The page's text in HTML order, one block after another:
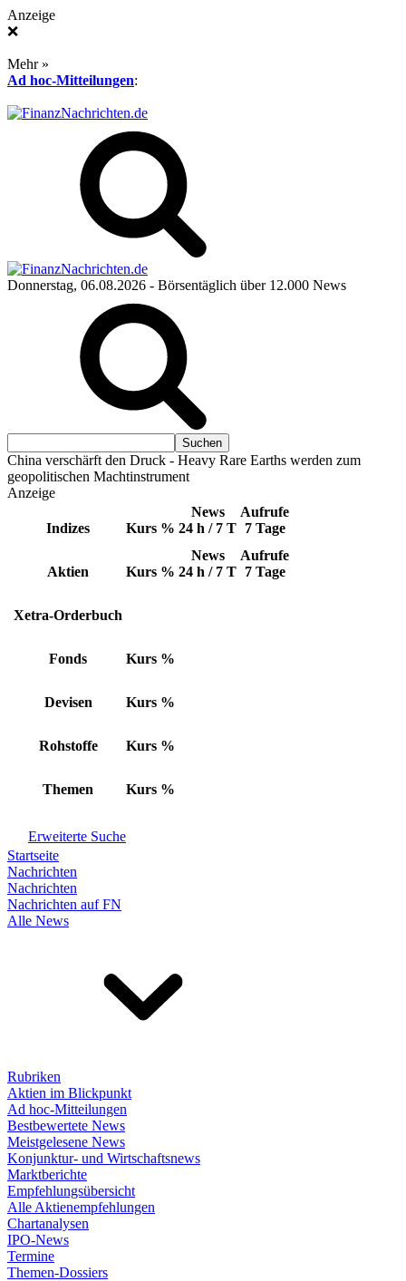
Anzeige
❌
Mehr »
Ad hoc-Mitteilungen:
Donnerstag, 06.08.2026 - Börsentäglich über 12.000 News
China verschärft den Druck - Heavy Rare Earths werden zum
geopolitischen Machtinstrument
Anzeige
Indizes Kurs %
News
24 h / 7 T
Aufrufe
7 Tage
Aktien Kurs %
News
24 h / 7 T
Aufrufe
7 Tage
Xetra-Orderbuch
Fonds Kurs %
Devisen Kurs %
Rohstoffe Kurs %
Themen Kurs %
Erweiterte Suche
Startseite
Nachrichten
Nachrichten
Nachrichten auf FN
Alle News
Rubriken
Aktien im Blickpunkt
Ad hoc-Mitteilungen
Bestbewertete News
Meistgelesene News
Konjunktur- und Wirtschaftsnews
Marktberichte
Empfehlungsübersicht
Alle Aktienempfehlungen
Chartanalysen
IPO-News
Termine
Themen-Dossiers